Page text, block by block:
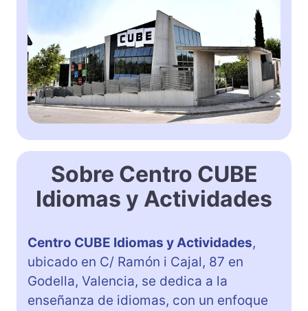
Sobre Centro CUBE
Idiomas y Actividades
Centro CUBE Idiomas y Actividades,
ubicado en C/ Ramón i Cajal, 87 en
Godella, Valencia, se dedica a la
enseñanza de idiomas, con un enfoque